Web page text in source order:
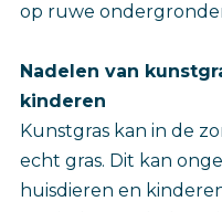
op ruwe
Nadelen van
kinderen
Kunstgras kan in de
echt gras. Dit kan
huisdieren en